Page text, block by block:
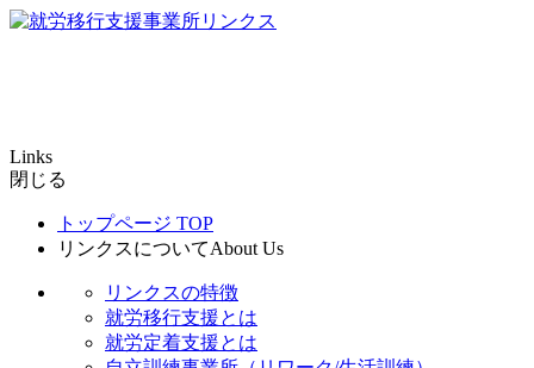
Links
閉じる
トップページ TOP
リンクスについてAbout Us
リンクスの特徴
就労移行支援とは
就労定着支援とは